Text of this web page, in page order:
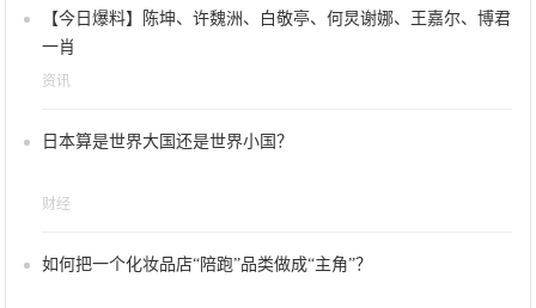
【今日爆料】陈坤、许魏洲、白敬亭、何炅谢娜、王嘉尔、博君
一肖
资讯
日本算是世界大国还是世界小国？
财经
如何把一个化妆品店“陪跑”品类做成“主角”？